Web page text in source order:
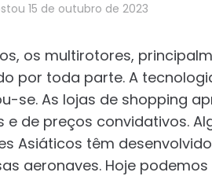
15 de outubro de 2023
os multirotores,
por toda parte. A
se. As lojas de shopping
e de preços convidativos.
Asiáticos têm
aeronaves. Hoje